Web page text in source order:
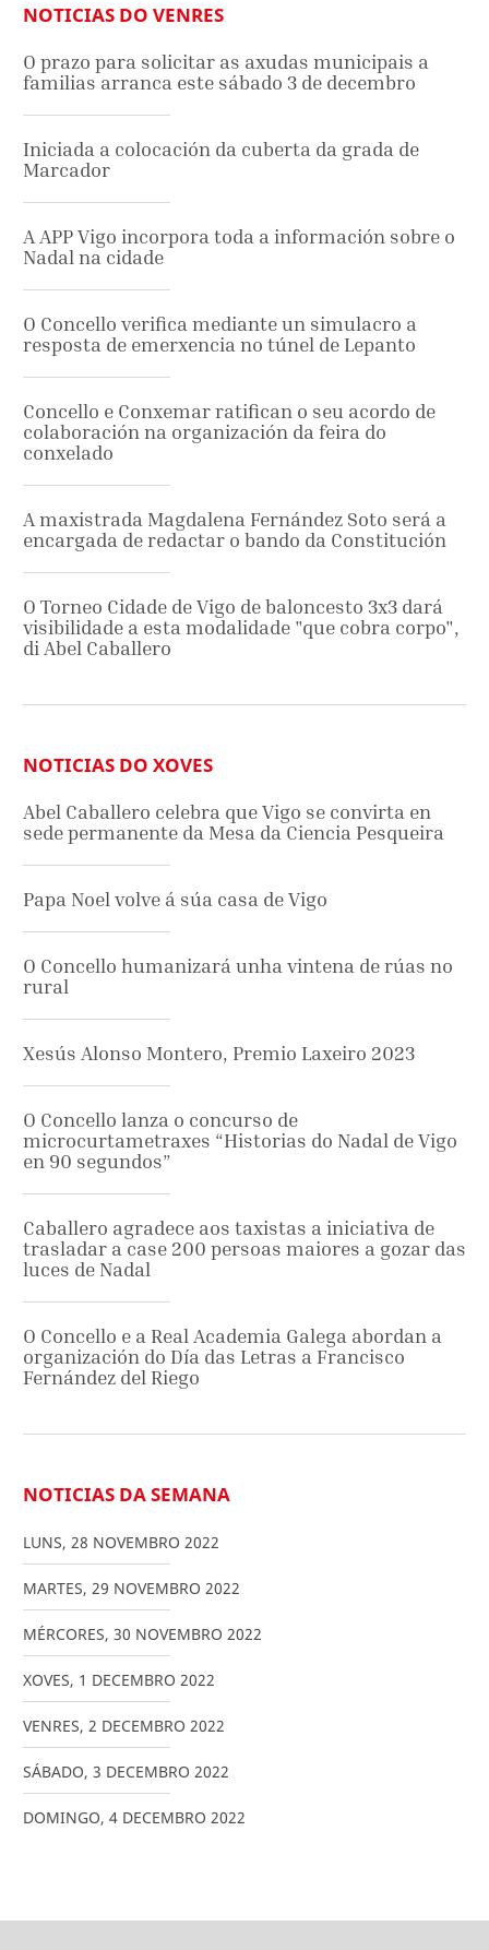
NOTICIAS DO VENRES
O prazo para solicitar as axudas municipais a
familias arranca este sábado 3 de decembro
Iniciada a colocación da cuberta da grada de
Marcador
A APP Vigo incorpora toda a información sobre o
Nadal na cidade
O Concello verifica mediante un simulacro a
resposta de emerxencia no túnel de Lepanto
Concello e Conxemar ratifican o seu acordo de
colaboración na organización da feira do
conxelado
A maxistrada Magdalena Fernández Soto será a
encargada de redactar o bando da Constitución
O Torneo Cidade de Vigo de baloncesto 3x3 dará
visibilidade a esta modalidade "que cobra corpo",
di Abel Caballero
NOTICIAS DO XOVES
Abel Caballero celebra que Vigo se convirta en
sede permanente da Mesa da Ciencia Pesqueira
Papa Noel volve á súa casa de Vigo
O Concello humanizará unha vintena de rúas no
rural
Xesús Alonso Montero, Premio Laxeiro 2023
O Concello lanza o concurso de
microcurtametraxes “Historias do Nadal de Vigo
en 90 segundos”
Caballero agradece aos taxistas a iniciativa de
trasladar a case 200 persoas maiores a gozar das
luces de Nadal
O Concello e a Real Academia Galega abordan a
organización do Día das Letras a Francisco
Fernández del Riego
NOTICIAS DA SEMANA
LUNS, 28 NOVEMBRO 2022
MARTES, 29 NOVEMBRO 2022
MÉRCORES, 30 NOVEMBRO 2022
XOVES, 1 DECEMBRO 2022
VENRES, 2 DECEMBRO 2022
SÁBADO, 3 DECEMBRO 2022
DOMINGO, 4 DECEMBRO 2022